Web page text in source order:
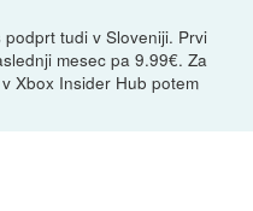
tudi v Sloveniji. Prvi
mesec pa 9.99€. Za
Xbox Insider Hub potem